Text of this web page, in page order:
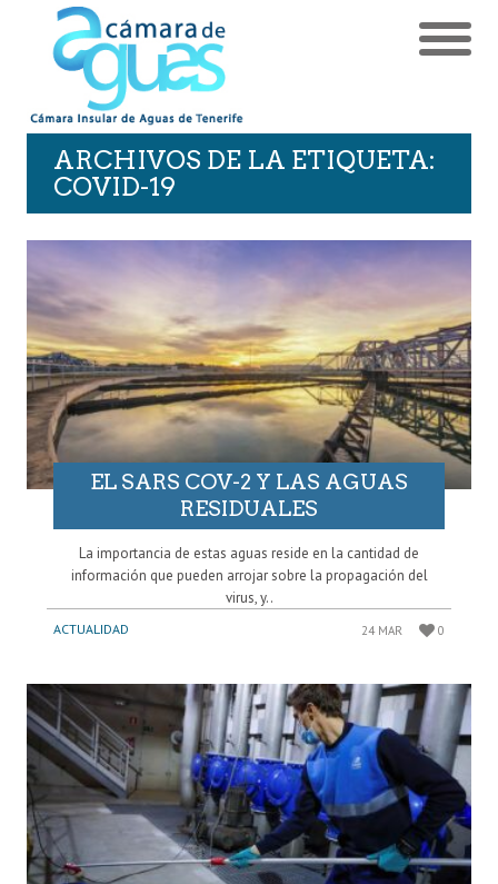
ARCHIVOS DE LA ETIQUETA:
COVID-19
EL SARS COV-2 Y LAS AGUAS
RESIDUALES
La importancia de estas aguas reside en la cantidad de
información que pueden arrojar sobre la propagación del
virus, y..
ACTUALIDAD 24 MAR 0